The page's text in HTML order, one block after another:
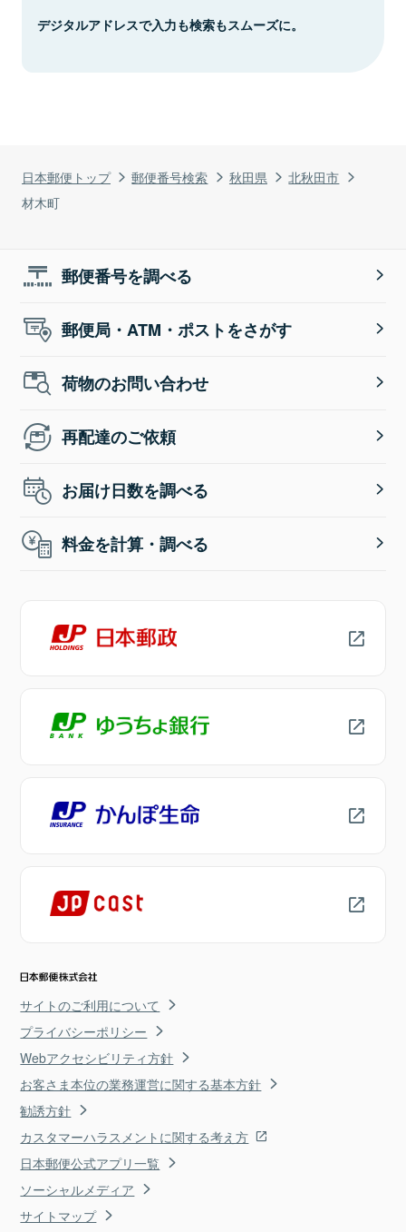
日本郵便トップ 郵便番号検索 秋田県
北秋田市
材木町
デジタルアドレスで入力も検索もスムーズに。
郵便番号を調べる
郵便局・ATM・ポストをさがす
荷物のお問い合わせ
再配達のご依頼
お届け日数を調べる
料金を計算・調べる
サイトのご利用について
プライバシーポリシー
Webアクセシビリティ方針
お客さま本位の業務運営に関する基本方針
勧誘方針
カスタマーハラスメントに関する考え方
日本郵便公式アプリ一覧
ソーシャルメディア
サイトマップ